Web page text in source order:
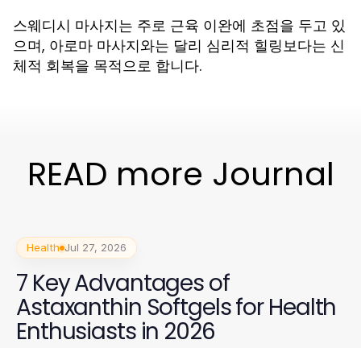
스웨디시 마사지는 주로 근육 이완에 초점을 두고 있
으며, 아로마 마사지와는 달리 심리적 힐링보다는 신
체적 회복을 목적으로 합니다.
READ more Journal
Health Jul 27, 2026
7 Key Advantages of
Astaxanthin Softgels for Health
Enthusiasts in 2026